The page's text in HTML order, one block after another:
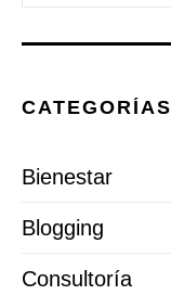
CATEGORÍAS
Bienestar
Blogging
Consultoría